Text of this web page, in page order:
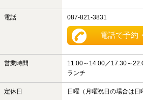
電話 087-821-3831
電話で予約
営業時間
11:00～14:00／17:30～
ランチ
定休日 日曜（月曜祝日の場合は日